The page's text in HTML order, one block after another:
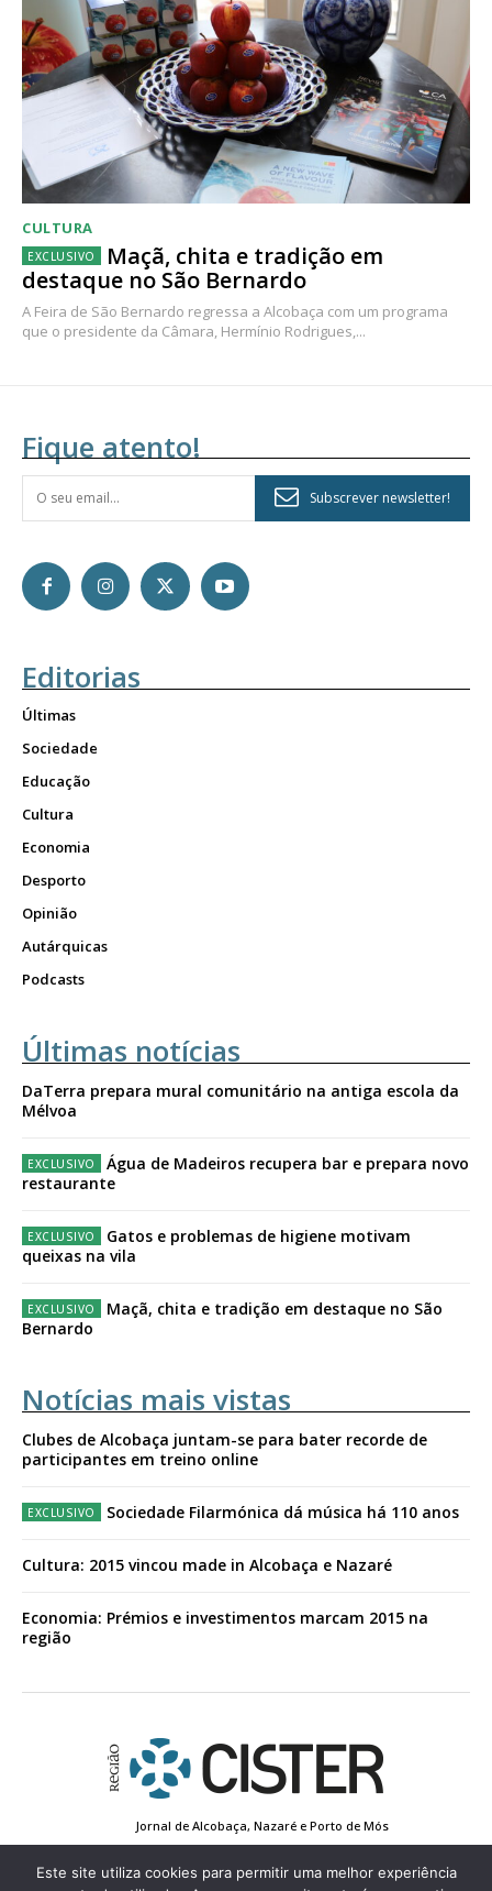
CULTURA
Maçã, chita e tradição em
destaque no São Bernardo
A Feira de São Bernardo regressa a Alcobaça com um programa
que o presidente da Câmara, Hermínio Rodrigues,...
Fique atento!
Subscrever newsletter!
Editorias
Últimas
Sociedade
Educação
Cultura
Economia
Desporto
Opinião
Autárquicas
Podcasts
Últimas notícias
DaTerra prepara mural comunitário na antiga escola da
Mélvoa
Água de Madeiros recupera bar e prepara novo
restaurante
Gatos e problemas de higiene motivam
queixas na vila
Maçã, chita e tradição em destaque no São
Bernardo
Notícias mais vistas
Clubes de Alcobaça juntam-se para bater recorde de
participantes em treino online
Sociedade Filarmónica dá música há 110 anos
Cultura: 2015 vincou made in Alcobaça e Nazaré
Economia: Prémios e investimentos marcam 2015 na
região
Jornal de Alcobaça, Nazaré e Porto de Mós
Conta de Registo
Edição Impressa
Este site utiliza cookies para permitir uma melhor experiência